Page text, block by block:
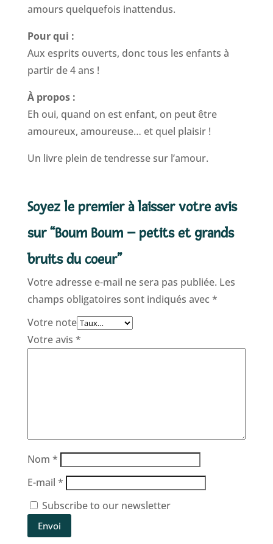
amours quelquefois inattendus.
Pour qui :
Aux esprits ouverts, donc tous les enfants à
partir de 4 ans !
À propos :
Eh oui, quand on est enfant, on peut être
amoureux, amoureuse… et quel plaisir !
Un livre plein de tendresse sur l’amour.
Soyez le premier à laisser votre avis
sur “Boum Boum – petits et grands
bruits du coeur”
Votre adresse e-mail ne sera pas publiée. Les
champs obligatoires sont indiqués avec *
Votre note
Votre avis *
Nom *
E-mail *
Subscribe to our newsletter
Envoi